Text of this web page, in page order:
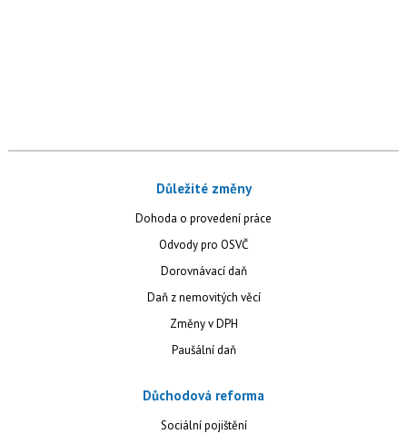
Důležité změny
Dohoda o provedení práce
Odvody pro OSVČ
Dorovnávací daň
Daň z nemovitých věcí
Změny v DPH
Paušální daň
Důchodová reforma
Sociální pojištění